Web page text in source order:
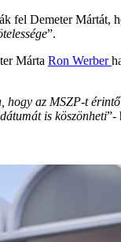
fel Demeter
”.
Márta Ron Werber
az MSZP-t
is köszönheti”-